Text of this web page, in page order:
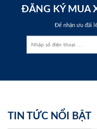
ĐĂNG KÝ MUA
Để nhận ưu đãi
TIN TỨC NỔI BẬT